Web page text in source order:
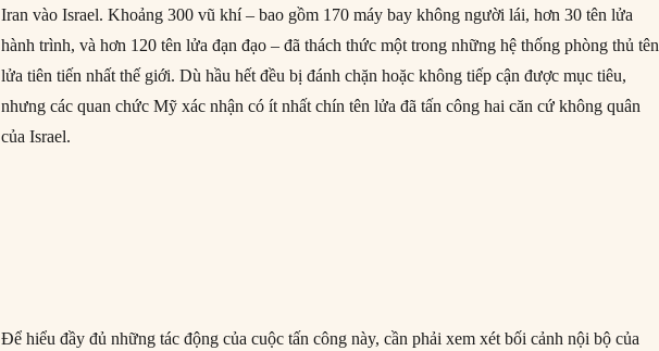
Iran vào Israel. Khoảng 300 vũ khí – bao gồm 170 máy bay không người lái, hơn 30 tên lửa
hành trình, và hơn 120 tên lửa đạn đạo – đã thách thức một trong những hệ thống phòng thủ tên
lửa tiên tiến nhất thế giới. Dù hầu hết đều bị đánh chặn hoặc không tiếp cận được mục tiêu,
nhưng các quan chức Mỹ xác nhận có ít nhất chín tên lửa đã tấn công hai căn cứ không quân
của Israel.
Để hiểu đầy đủ những tác động của cuộc tấn công này, cần phải xem xét bối cảnh nội bộ của